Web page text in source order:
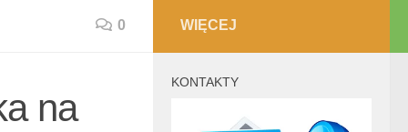
0
na
WIĘCEJ
KONTAKTY